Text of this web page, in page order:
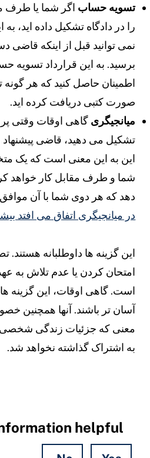
تسویه حساباگر شما یا طرف
را در دادگاه تشکیل داده اید، به
نمی توانید قبل از اینکه قاضی
برسید. به این قرارداد تسویه
اطمینان حاصل کنید که هر گونه
صورت کتبی دریافت کرده اید.
میانجیگریگاهی اوقات وقتی
تشکیل می دهید، قاضی پیشنهاد
این به این معنی است که یک
شما و طرف مقابل کار خواهد کرد تا
دهد که هر دوی شما با آن موافق
در میانجیگری اتفاق می افتد بیشتر
این گزینه ها داوطلبانه هستند.
امتحان کردن یا عدم تلاش به
است. گاهی اوقات، این گزینه ها می
آسان تر باشند. آنها همچنین
معنی که جزئیات زندگی شخصی
به اشتراک گذاشته نخواهد شد.
information helpful?